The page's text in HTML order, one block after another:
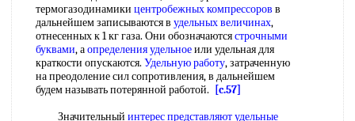
термогазодинамики центробежных компрессоров в
дальнейшем записываются в удельных величинах,
отнесенных к 1 кг газа. Они обозначаютсястрочными
буквами, аопределения удельноеили удельная для
краткости опускаются. Удельную работу, затраченную
на преодоление сил сопротивления, в дальнейшем
будем называть потерянной работой.
[c.57]
Значительный интерес представляютудельные